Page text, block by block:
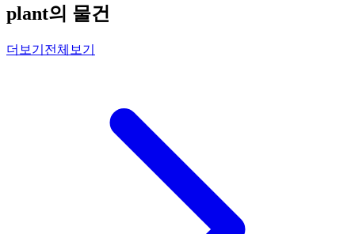
plant의 물건
더보기 전체보기